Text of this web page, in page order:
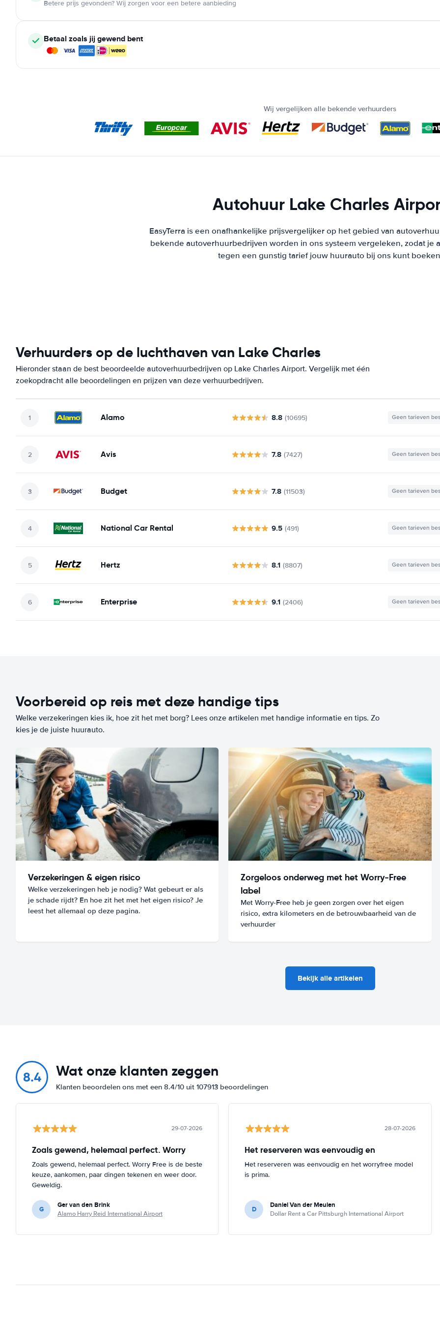
Betere prijs gevonden? Wij zorgen voor een betere aanbieding
Betaal zoals jij gewend bent
Wij vergelijken alle bekende verhuurders
Autohuur Lake Charles
EasyTerra is een onafhankelijke prijsvergelijker op het gebied van
bekende autoverhuurbedrijven worden in ons systeem vergeleken, zodat je
tegen een gunstig tarief jouw huurauto bij ons kunt
Verhuurders op de luchthaven van Lake Charles
Hieronder staan de best beoordeelde autoverhuurbedrijven op Lake Charles Airport. Vergelijk met één
zoekopdracht alle beoordelingen en prijzen van deze verhuurbedrijven.
Alamo 8.8 (10695) Geen tarieven
Avis 7.8 (7427) Geen tarieven
Budget 7.8 (11503) Geen tarieven
National Car Rental 9.5 (491) Geen tarieven
Hertz 8.1 (8807) Geen tarieven
Enterprise 9.1 (2406) Geen tarieven
Voorbereid op reis met deze handige tips
Welke verzekeringen kies ik, hoe zit het met borg? Lees onze artikelen met handige informatie en tips. Zo
kies je de juiste huurauto.
Verzekeringen & eigen risico
Welke verzekeringen heb je nodig? Wat gebeurt er als
je schade rijdt? En hoe zit het met het eigen risico? Je
leest het allemaal op deze pagina.
Zorgeloos onderweg met het Worry-Free
label
Met Worry-Free heb je geen zorgen over het eigen
risico, extra kilometers en de betrouwbaarheid van de
verhuurder
Bekijk alle artikelen
8.4 Wat onze klanten zeggen
Klanten beoordelen ons met een 8.4/10 uit 107913 beoordelingen
29-07-2026
Zoals gewend, helemaal perfect. Worry
Zoals gewend, helemaal perfect. Worry Free is de beste
keuze, aankomen, paar dingen tekenen en weer door.
Geweldig.
G Ger van den Brink
Alamo Harry Reid International Airport
28-07-2026
Het reserveren was eenvoudig en
Het reserveren was eenvoudig en het worryfree model
is prima.
D Daniel Van der Meulen
Dollar Rent a Car Pittsburgh International Airport